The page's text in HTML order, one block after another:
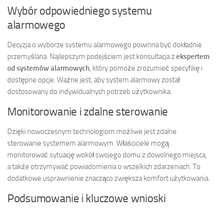
Wybór odpowiedniego systemu
alarmowego
Decyzja o wyborze systemu alarmowego powinna być dokładnie
przemyślana. Najlepszym podejściem jest konsultacja zekspertem
od systemów alarmowych, który pomoże zrozumieć specyfikę i
dostępne opcje. Ważne jest, aby system alarmowy został
dostosowany do indywidualnych potrzeb użytkownika.
Monitorowanie i zdalne sterowanie
Dzięki nowoczesnym technologiom możliwe jest zdalne
sterowanie systemem alarmowym. Właściciele mogą
monitorować sytuację wokół swojego domu z dowolnego miejsca,
a także otrzymywać powiadomienia o wszelkich zdarzeniach. To
dodatkowe usprawnienie znacząco zwiększa komfort użytkowania.
Podsumowanie i kluczowe wnioski